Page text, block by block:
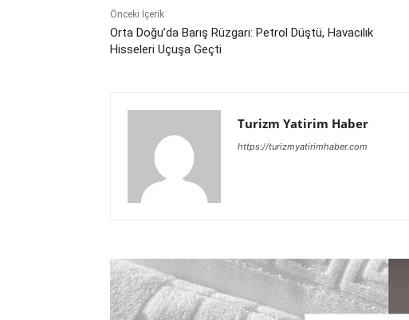
Önceki İçerik
Orta Doğu’da Barış Rüzgarı: Petrol Düştü, Havacılık
Hisseleri Uçuşa Geçti
Turizm Yatirim Haber
https://turizmyatirimhaber.com